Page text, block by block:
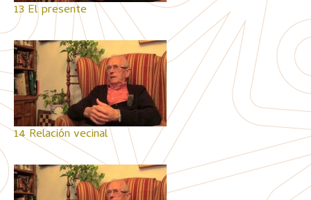
13 El presente
14 Relación vecinal